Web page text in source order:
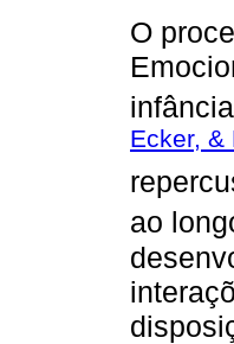
O
Ecker, &
ao